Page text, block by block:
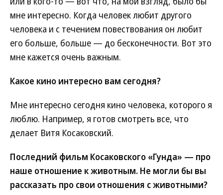
мне интересно. Когда человек любит другого
человека и с течением повествования он любит
его больше, больше — до бесконечности. Вот это
мне кажется очень важным.
Какое кино интересно вам сегодня?
Мне интересно сегодня кино человека, которого я
люблю. Например, я готов смотреть все, что
делает Витя Косаковский.
Последний фильм Косаковского «Гунда» — про
наше отношение к животным. Не могли бы вы
рассказать про свои отношения с животными?